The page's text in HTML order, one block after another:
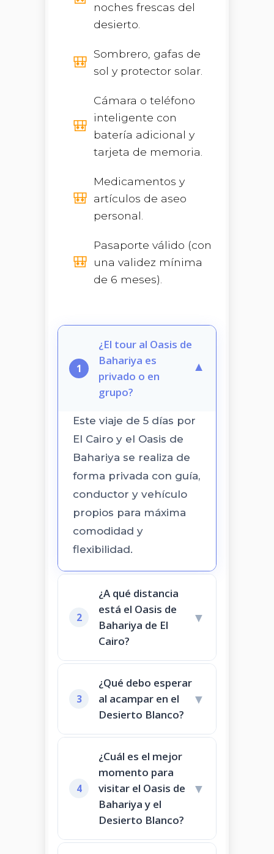
noches frescas del
desierto.
Sombrero, gafas de
sol y protector solar.
Cámara o teléfono
inteligente con
batería adicional y
tarjeta de memoria.
Medicamentos y
artículos de aseo
personal.
Pasaporte válido (con
una validez mínima
de 6 meses).
1
¿El tour al Oasis de
Bahariya es
privado o en
grupo?
▼
Este viaje de 5 días por
El Cairo y el Oasis de
Bahariya se realiza de
forma privada con guía,
conductor y vehículo
propios para máxima
comodidad y
flexibilidad.
2
¿A qué distancia
está el Oasis de
Bahariya de El
Cairo?
▼
3
¿Qué debo esperar
al acampar en el
Desierto Blanco?
▼
4
¿Cuál es el mejor
momento para
visitar el Oasis de
Bahariya y el
Desierto Blanco?
▼